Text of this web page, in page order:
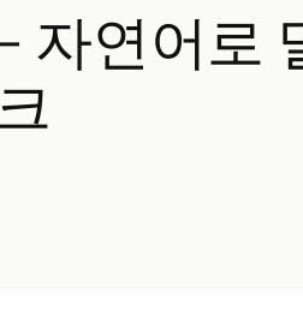
자연어로